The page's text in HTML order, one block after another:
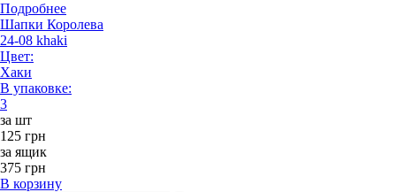
Подробнее
Шапки Королева
24-08 khaki
Цвет:
Хаки
В упаковке:
3
за шт
125 грн
за ящик
375 грн
В корзину